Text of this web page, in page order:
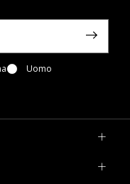
Uomo